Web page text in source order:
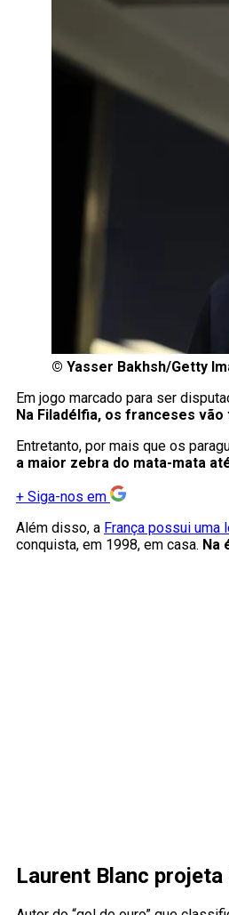
© Yasser Bakhsh/Getty
Em jogo marcado para ser
Na Filadélfia, os franceses
Entretanto, por mais que os
a maior zebra do mata-mata
+ Siga-nos em
Além disso, a França possui uma
conquista, em 1998, em casa. Na
Laurent Blanc